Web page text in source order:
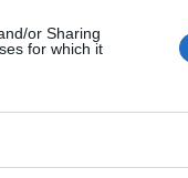
or Sharing
for which it
fue
de